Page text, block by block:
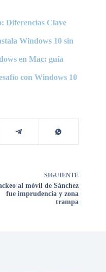
Diferencias Clave
Windows 10 sin
en Mac: guía
con Windows 10
SIGUIENTE
al móvil de Sánchez
fue imprudencia y zona
trampa